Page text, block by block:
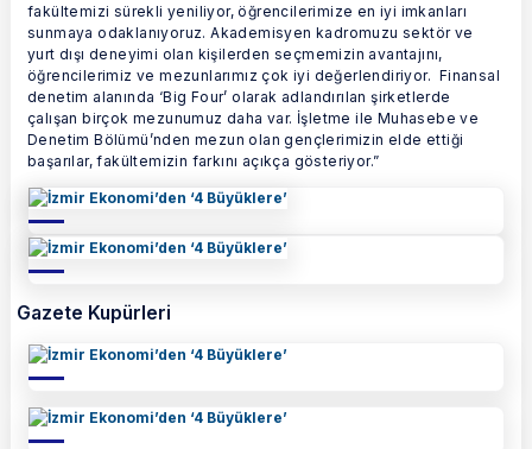
fakültemizi sürekli yeniliyor, öğrencilerimize en iyi imkanları
sunmaya odaklanıyoruz. Akademisyen kadromuzu sektör ve
yurt dışı deneyimi olan kişilerden seçmemizin avantajını,
öğrencilerimiz ve mezunlarımız çok iyi değerlendiriyor. Finansal
denetim alanında ‘Big Four’ olarak adlandırılan şirketlerde
çalışan birçok mezunumuz daha var. İşletme ile Muhasebe ve
Denetim Bölümü’nden mezun olan gençlerimizin elde ettiği
başarılar, fakültemizin farkını açıkça gösteriyor.”
Gazete Kupürleri